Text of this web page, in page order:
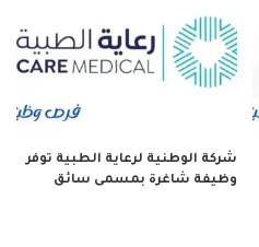
شركة الوطنية لرعاية الطبية توفر
وظيفة شاغرة بمسمى سائق